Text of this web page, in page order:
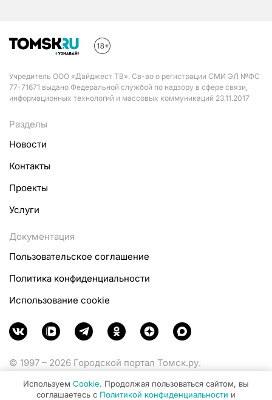
Учредитель ООО «Дайджест ТВ». Св-во о регистрации СМИ ЭЛ №ФС
77-71671 выдано Федеральной службой по надзору в сфере связи,
информационных технологий и массовых коммуникаций 23.11.2017
Разделы
Новости
Контакты
Проекты
Услуги
Документация
Пользовательское соглашение
Политика конфиденциальности
Использование cookie
© 1997 – 2026 Городской портал Томск.ру.
Министерства цифрового развития, связи и массовых
Используем Cookie. Продолжая пользоваться сайтом, вы
соглашаетесь с Политикой конфиденциальности и